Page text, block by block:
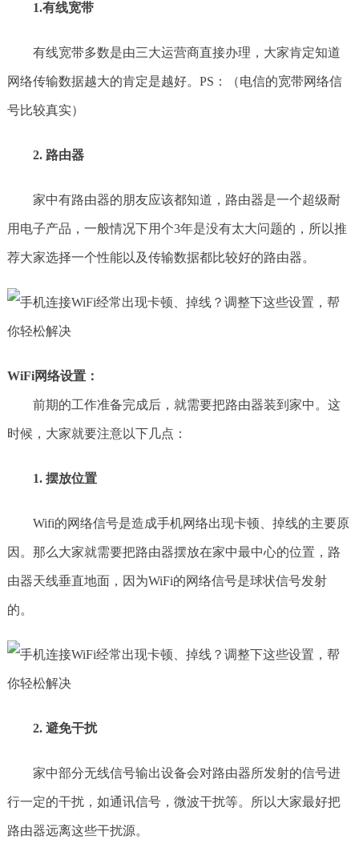
1.有线宽带
有线宽带多数是由三大运营商直接办理，大家肯定知道
网络传输数据越大的肯定是越好。PS：（电信的宽带网络信
号比较真实）
2. 路由器
家中有路由器的朋友应该都知道，路由器是一个超级耐
用电子产品，一般情况下用个3年是没有太大问题的，所以推
荐大家选择一个性能以及传输数据都比较好的路由器。
WiFi网络设置：
前期的工作准备完成后，就需要把路由器装到家中。这
时候，大家就要注意以下几点：
1. 摆放位置
Wifi的网络信号是造成手机网络出现卡顿、掉线的主要原
因。那么大家就需要把路由器摆放在家中最中心的位置，路
由器天线垂直地面，因为WiFi的网络信号是球状信号发射
的。
2. 避免干扰
家中部分无线信号输出设备会对路由器所发射的信号进
行一定的干扰，如通讯信号，微波干扰等。所以大家最好把
路由器远离这些干扰源。